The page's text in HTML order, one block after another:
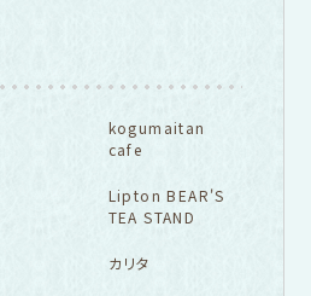
kogumaitan
cafe
Lipton BEAR'S
TEA STAND
カリタ